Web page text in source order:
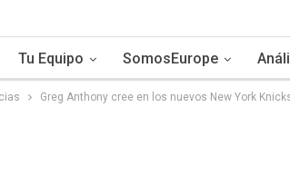
Tu Equipo SomosEurope
Greg Anthony cree en los nuevos New York